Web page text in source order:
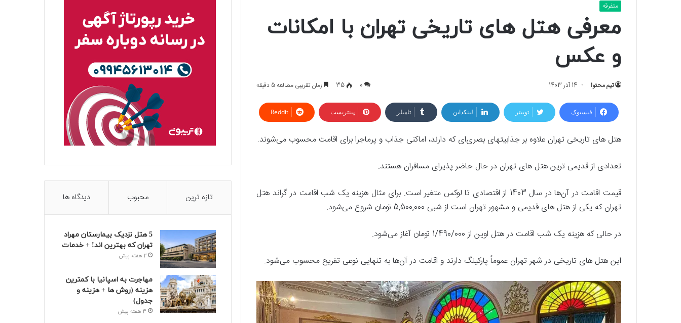
متفرقه
معرفی هتل های تاریخی تهران با امکانات
و عکس
تیم محتوا 14 آذر 1403 0
35 زمان تقریبی مطالعه 5 دقیقه
فیسبوک توییتر لینکداین تامبلر پینتریست Reddit
هتل های تاریخی تهران علاوه بر جذابیت‎های بصری‌ای که دارند، اماکنی جذاب و پرماجرا برای اقامت محسوب می‌شوند.
تعدادی از قدیمی ترین هتل های تهران در حال حاضر پذیرای مسافران هستند.
قیمت اقامت در آن‌ها در سال 1403 از اقتصادی تا لوکس متغیر است. برای مثال هزینه یک شب اقامت در گراند هتل
تهران که یکی از هتل های قدیمی و مشهور تهران است از شبی 5,500,000 تومان شروع می‌شود.
در حالی که هزینه یک شب اقامت در هتل اوین از 1/490/000 تومان آغاز می‌شود.
این هتل های تاریخی در شهر تهران عموماً پارکینگ دارند و اقامت در آن‌ها به تنهایی نوعی تفریح محسوب می‌شود.
تازه ترین محبوب دیدگاه ها
5 هتل نزدیک بیمارستان مهراد
تهران که بهترین‌ اند! + خدمات
2 هفته پیش
مهاجرت به اسپانیا با کمترین
هزینه (روش ها + هزینه و
جدول)
3 هفته پیش